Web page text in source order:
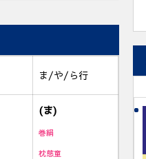
ま/や/ら行
(ま)
巻絹
枕慈童